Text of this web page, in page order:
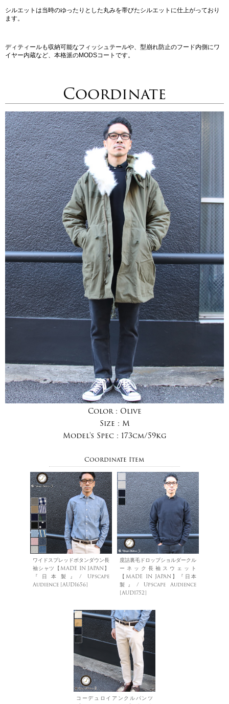
シルエットは当時のゆったりとした丸みを帯びたシルエットに仕上がっており
ます。
ディティールも収納可能なフィッシュテールや、型崩れ防止のフード内側にワ
イヤー内蔵など、本格派のMODSコートです。
Coordinate
Color : Olive
Size : M
Model's Spec : 173cm/59kg
Coordinate Item
ワイドスプレッドボタンダウン長
袖シャツ【MADE IN JAPAN】
『日本製』/ Upscape
Audience [AUD1656]
度詰裏毛ドロップショルダークル
ーネック長袖スウェット
【MADE IN JAPAN】『日本
製』/ Upscape Audience
[AUD1752]
コーデュロイアンクルパンツ